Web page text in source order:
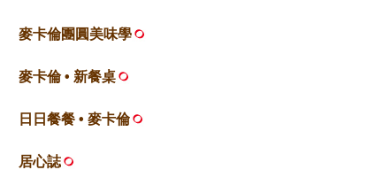
麥卡倫團圓美味學
麥卡倫 • 新餐桌
日日餐餐 • 麥卡倫
居心誌